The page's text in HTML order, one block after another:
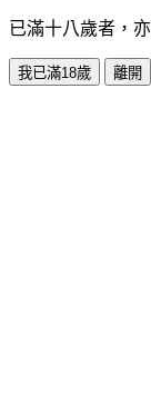
已滿十八歲者，
我已滿18歲 離開